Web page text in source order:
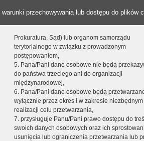
przechowywania lub dostępu do plików
Prokuratura, Sąd) lub organom samorządu
terytorialnego w związku z prowadzonym
postępowaniem,
5. Pana/Pani dane osobowe nie będą
do państwa trzeciego ani do organizacji
międzynarodowej,
6. Pana/Pani dane osobowe będą
wyłącznie przez okres i w zakresie niezbędnym
realizacji celu przetwarzania,
7. przysługuje Panu/Pani prawo dostępu do
swoich danych osobowych oraz ich
usunięcia lub ograniczenia przetwarzania lub